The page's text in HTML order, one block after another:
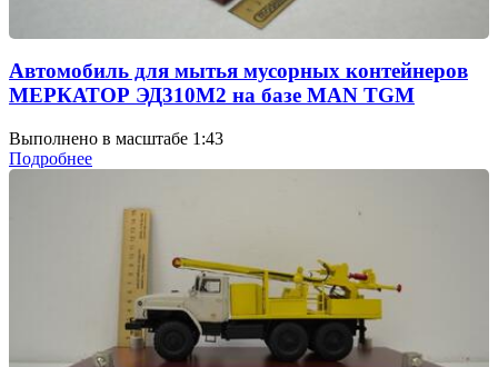
Автомобиль для мытья мусорных контейнеров
МЕРКАТОР ЭД310М2 на базе MAN TGM
Выполнено в масштабе 1:43
Подробнее